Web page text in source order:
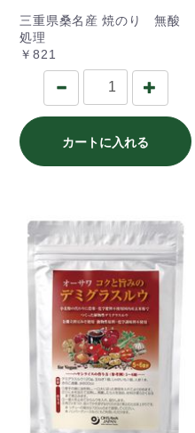
三重県桑名産 焼のり 無酸
処理
￥821
カートに入れる